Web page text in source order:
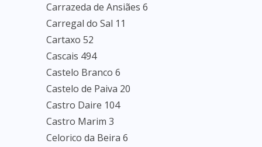
Carrazeda de Ansiães 6
Carregal do Sal 11
Cartaxo 52
Cascais 494
Castelo Branco 6
Castelo de Paiva 20
Castro Daire 104
Castro Marim 3
Celorico da Beira 6